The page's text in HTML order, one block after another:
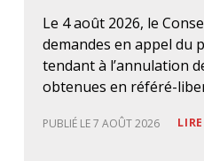
Le 4 août 2026, le
demandes en appel du
tendant à l’annulation
obtenues en référé-
Psychiatrie. Cette
PUBLIÉ LE 7 AOÛT 2026